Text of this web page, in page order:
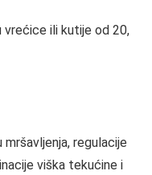
vrećice ili kutije od 20,
regulacije
viška tekućine i